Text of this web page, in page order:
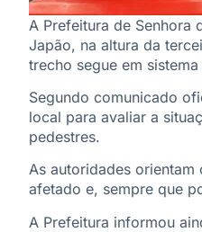
A Prefeitura de Senhora
Japão, na altura da
trecho segue em
Segundo comunicado
local para avaliar a
pedestres.
As autoridades
afetado e, sempre que
A Prefeitura informou